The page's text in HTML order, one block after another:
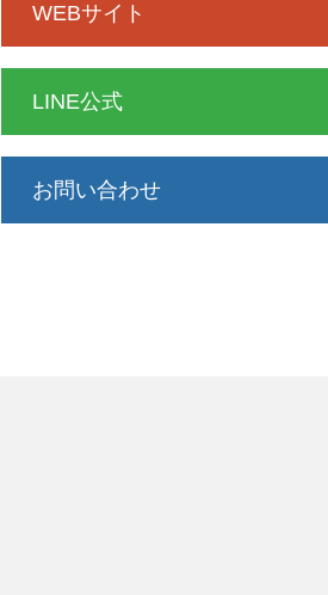
WEBサイト
LINE公式
お問い合わせ